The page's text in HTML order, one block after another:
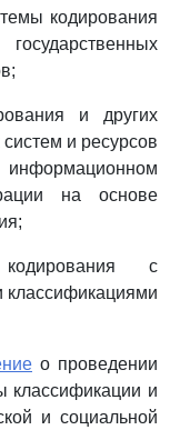
кодирования
и других
и ресурсов
на основе
с
о проведении
классификации и
и социальной